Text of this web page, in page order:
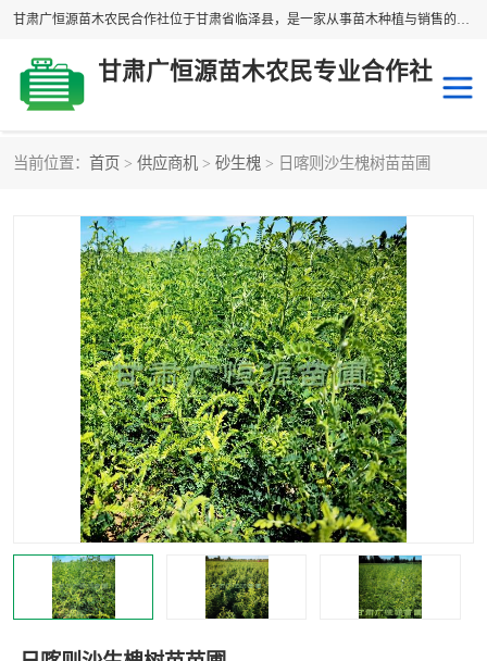
甘肃广恒源苗木农民合作社位于甘肃省临泽县，是一家从事苗木种植与销售的农民合作组织，合作社拥有苗木基地1500多亩，种植苗木品种40多个，年产各类苗木2000多万株。主营：白刺苗、红柳苗、梭梭苗等，我们以“种植一流的苗子，诚信经营”的经营理念，竭诚为每一位客户做优质的服务，欢迎来电咨询！
甘肃广恒源苗木农民专业合作社
当前位置： 首页 > 供应商机 > 砂生槐 > 日喀则沙生槐树苗苗圃
圆冠榆 柠条
白刺苗
沙枣树 红柳苗
沙棘苗 柽柳苗
砂生槐 四翅滨藜